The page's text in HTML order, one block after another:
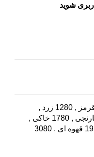
شوید
, 1280 زرد
,
, 1780 خاکی
,
ای ,
3080